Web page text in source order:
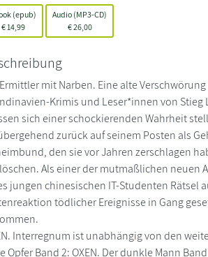
(epub)
€14,99
Audio (MP3-CD)
€26,00
mit Narben. Eine alte
Krimis und Leser*innen von Stieg
sich einer schockierenden Wahrheit
zurück auf seinem Posten als
den sie vor Jahren zerschlagen
Als einer der mutmaßlichen neuen
jungen chinesischen IT-Studenten Rätsel
tödlicher Ereignisse in Gang
Interregnum ist unabhängig von den
Opfer Band 2: OXEN. Der dunkle Mann